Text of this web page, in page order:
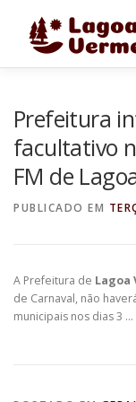
FALE CONOSCO
Prefeitura
facultativo
FM de
PUBLICADO EM
A Prefeitura de Lagoa
de Carnaval, não
municipais nos dias 3 …